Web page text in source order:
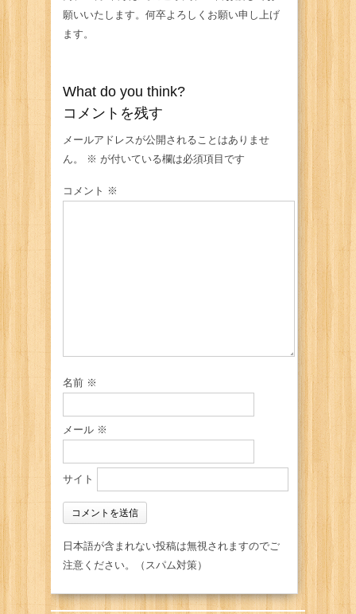
願いいたします。何卒よろしくお願い申し上げ
ます。
What do you think?
コメントを残す
メールアドレスが公開されることはありませ
ん。
※ が付いている欄は必須項目です
コメント ※
名前 ※
メール ※
サイト
日本語が含まれない投稿は無視されますのでご
注意ください。（スパム対策）